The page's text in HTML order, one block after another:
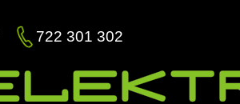
722 301 302